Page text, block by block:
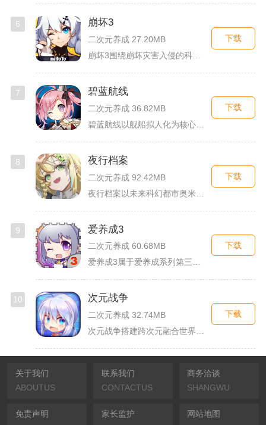
6 崩坏3
二次元养成 27.20MB
下载
7 碧蓝航线
二次元养成 36.82MB
下载
8 夜行档案
二次元养成 92.42MB
下载
9 爱养成3
二次元养成 60.68MB
爱养成3属于爱养成系列第三部单机模拟养成手游，故事依托天使堕...
下载
10 次元战争
二次元养成 32.74MB
下载
关于我们
ABOUTUS
联系我们
CONTACTUS
商务洽谈
SHANGWU
免责声明
家长监护
网站地图